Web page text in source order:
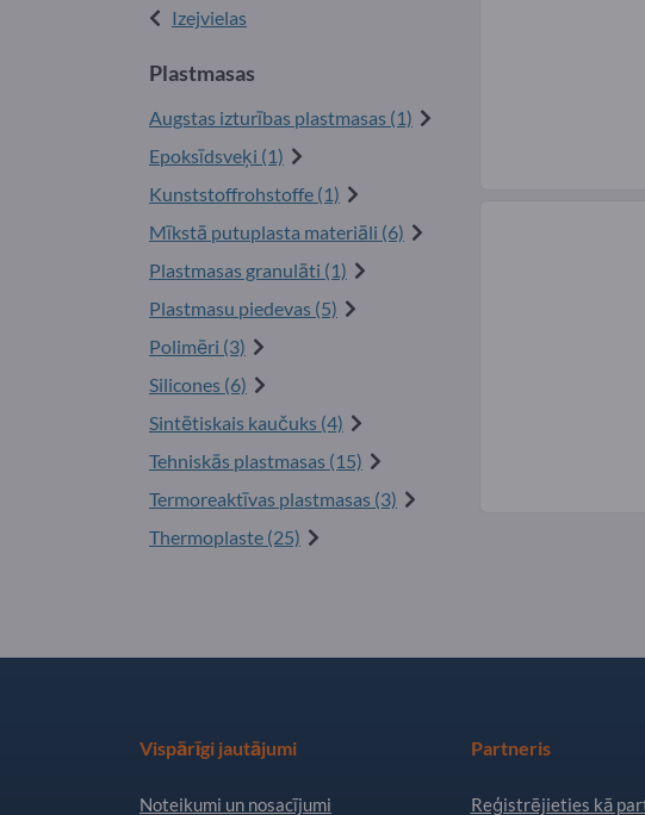
Izejvielas
Plastmasas
Augstas izturības plastmasas (1)
Epoksīdsveķi (1)
Kunststoffrohstoffe (1)
Mīkstā putuplasta materiāli (6)
Plastmasas granulāti (1)
Plastmasu piedevas (5)
Polimēri (3)
Silicones (6)
Sintētiskais kaučuks (4)
Tehniskās plastmasas (15)
Termoreaktīvas plastmasas (3)
Thermoplaste (25)
Vispārīgi jautājumi
Noteikumi un nosacījumi
Partneris
Reģistrējieties kā